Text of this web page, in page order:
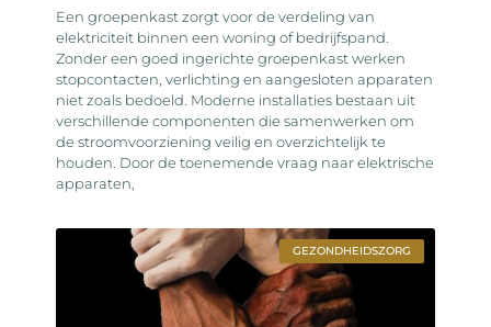
Een groepenkast zorgt voor de verdeling van
elektriciteit binnen een woning of bedrijfspand.
Zonder een goed ingerichte groepenkast werken
stopcontacten, verlichting en aangesloten apparaten
niet zoals bedoeld. Moderne installaties bestaan uit
verschillende componenten die samenwerken om
de stroomvoorziening veilig en overzichtelijk te
houden. Door de toenemende vraag naar elektrische
apparaten,
GEZONDHEIDSZORG